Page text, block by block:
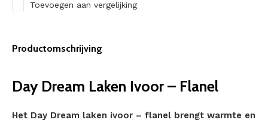
Toevoegen aan vergelijking
Productomschrijving
Day Dream Laken Ivoor – Flanel
Het Day Dream laken ivoor – flanel brengt warmte en